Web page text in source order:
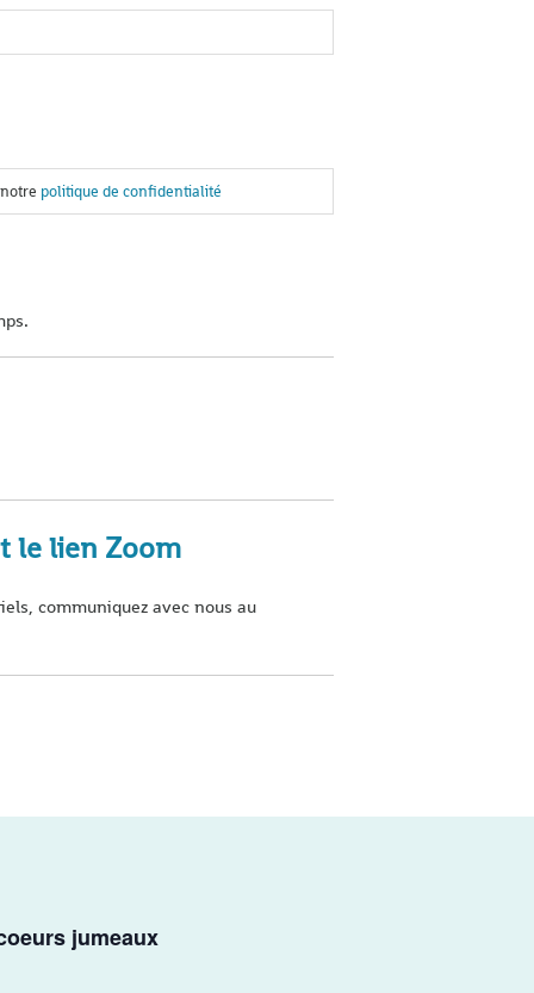
politique de confidentialité
le lien Zoom
communiquez avec nous au
jumeaux